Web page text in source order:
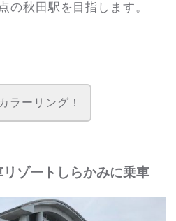
の秋田駅を目指します。
ラーリング！
ゾートしらかみに乗車